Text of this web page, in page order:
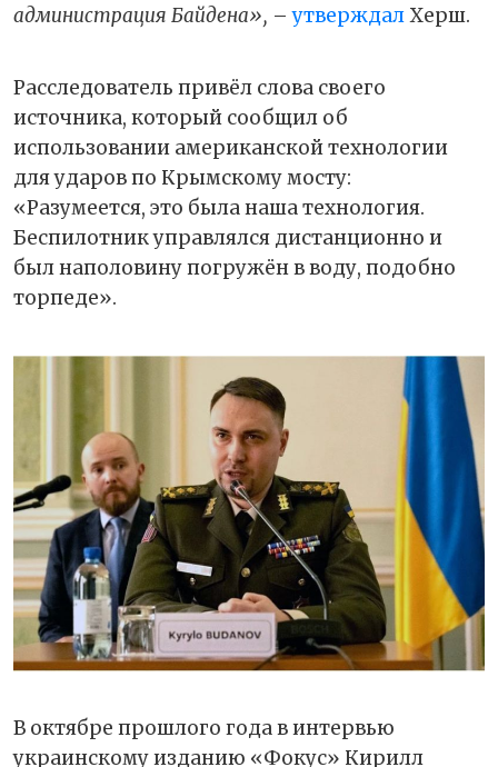
администрация Байдена», –утверждалХерш.
Расследователь привёл слова своего
источника, который сообщил об
использовании американской технологии
для ударов по Крымскому мосту:
«Разумеется, это была наша технология.
Беспилотник управлялся дистанционно и
был наполовину погружён в воду, подобно
торпеде».
В октябре прошлого года в интервью
украинскому изданию «Фокус» Кирилл